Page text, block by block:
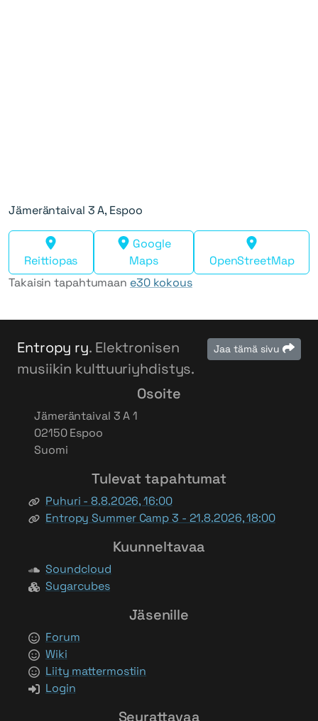
Jämeräntaival 3 A, Espoo
Reittiopas
Google
Maps
OpenStreetMap
Takaisin tapahtumaan e30 kokous
Jaa tämä sivu
Entropy ry. Elektronisen
musiikin kulttuuriyhdistys.
Osoite
Jämeräntaival 3 A 1
02150 Espoo
Suomi
Tulevat tapahtumat
Puhuri - 8.8.2026, 16:00
Entropy Summer Camp 3 - 21.8.2026, 18:00
Kuunneltavaa
Soundcloud
Sugarcubes
Jäsenille
Forum
Wiki
Liity mattermostiin
Login
Seurattavaa